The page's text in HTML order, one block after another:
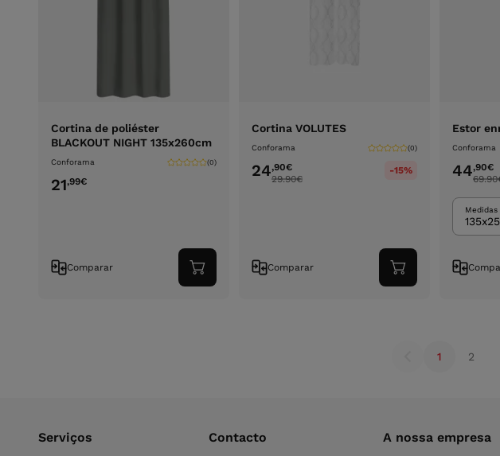
Cortina de poliéster
BLACKOUT NIGHT 135x260cm
Conforama (0)
21,99€
Comparar
Adicionar
ao
Cortina VOLUTES
Conforama (0)
24,90€
29.90€
-15%
Comparar
Adicionar
ao
Estor
Conforama
44,90€
69.90
Medidas
1 2
Serviços Contacto A nossa empresa